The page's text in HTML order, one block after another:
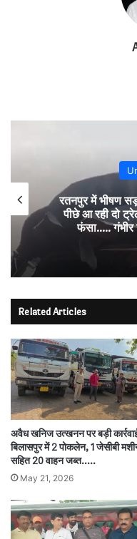
रतनपुर में भीषण
पीछे आ रही दो
फंसा…..
Related Articles
अवैध खनिज उत्खनन पर बड़ी
बिलासपुर में 2 पोकलेन, 1 जेसीबी
सहित 20 वाहन जब्त…..
May 21, 2026